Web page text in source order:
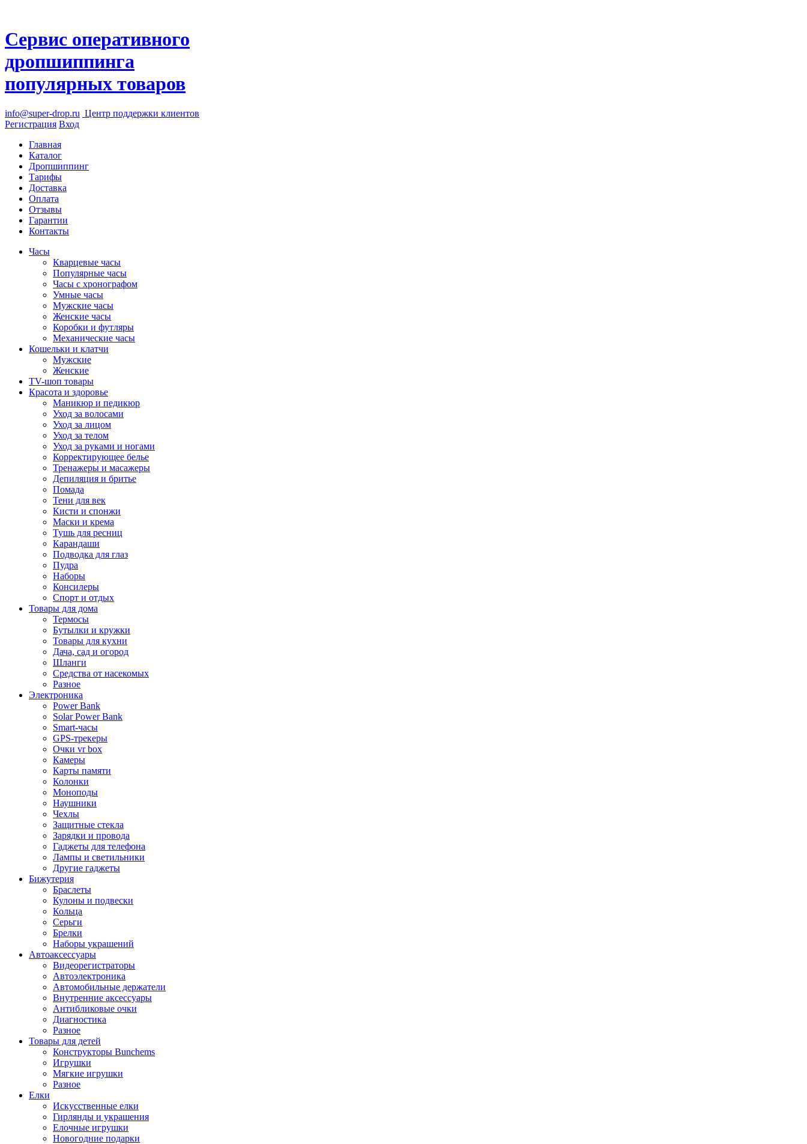
Сервис оперативного
дропшиппинга
популярных товаров
info@super-drop.ru Центр поддержки клиентов
Регистрация Вход
Главная
Каталог
Дропшиппинг
Тарифы
Доставка
Оплата
Отзывы
Гарантии
Контакты
Часы
Кварцевые часы
Популярные часы
Часы с хронографом
Умные часы
Мужские часы
Женские часы
Коробки и футляры
Механические часы
Кошельки и клатчи
Мужские
Женские
TV-шоп товары
Красота и здоровье
Маникюр и педикюр
Уход за волосами
Уход за лицом
Уход за телом
Уход за руками и ногами
Корректирующее белье
Тренажеры и масажеры
Депиляция и бритье
Помада
Тени для век
Кисти и спонжи
Маски и крема
Тушь для ресниц
Карандаши
Подводка для глаз
Пудра
Наборы
Консилеры
Спорт и отдых
Товары для дома
Термосы
Бутылки и кружки
Товары для кухни
Дача, сад и огород
Шланги
Средства от насекомых
Разное
Электроника
Power Bank
Solar Power Bank
Smart-часы
GPS-трекеры
Очки vr box
Камеры
Карты памяти
Колонки
Моноподы
Наушники
Чехлы
Защитные стекла
Зарядки и провода
Гаджеты для телефона
Лампы и светильники
Другие гаджеты
Бижутерия
Браслеты
Кулоны и подвески
Кольца
Серьги
Брелки
Наборы украшений
Автоаксессуары
Видеорегистраторы
Автоэлектроника
Автомобильные держатели
Внутренние аксессуары
Антибликовые очки
Диагностика
Разное
Товары для детей
Конструкторы Bunchems
Игрушки
Мягкие игрушки
Разное
Елки
Искусственные елки
Гирлянды и украшения
Елочные игрушки
Новогодние подарки